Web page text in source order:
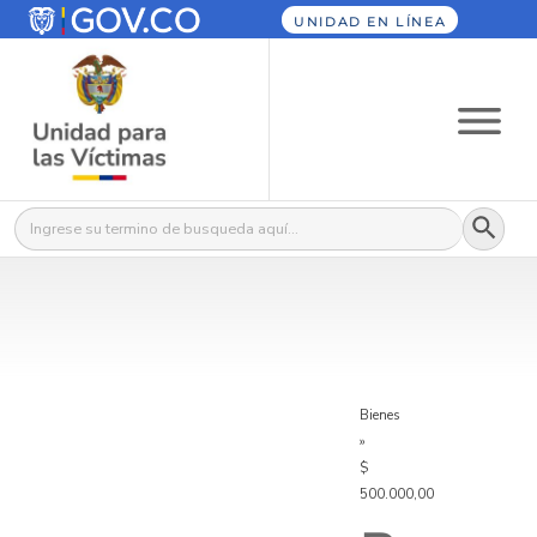
UNIDAD EN LÍNEA
Buscar: Botón
Bienes
»
$
500.000,00